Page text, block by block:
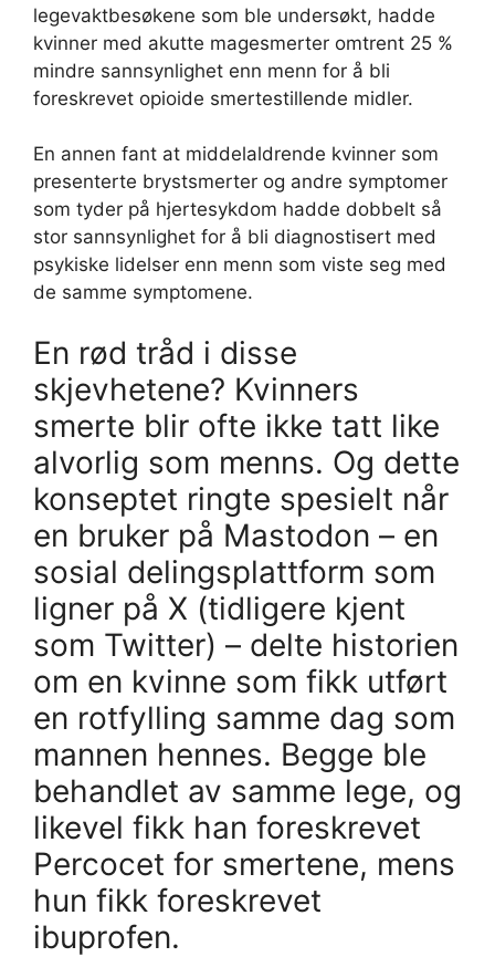
legevaktbesøkene som ble undersøkt, hadde
kvinner med akutte magesmerter omtrent 25 %
mindre sannsynlighet enn menn for å bli
foreskrevet opioide smertestillende midler.
En annen fant at middelaldrende kvinner som
presenterte brystsmerter og andre symptomer
som tyder på hjertesykdom hadde dobbelt så
stor sannsynlighet for å bli diagnostisert med
psykiske lidelser enn menn som viste seg med
de samme symptomene.
En rød tråd i disse
skjevhetene? Kvinners
smerte blir ofte ikke tatt like
alvorlig som menns. Og dette
konseptet ringte spesielt når
en bruker på Mastodon – en
sosial delingsplattform som
ligner på X (tidligere kjent
som Twitter) – delte historien
om en kvinne som fikk utført
en rotfylling samme dag som
mannen hennes. Begge ble
behandlet av samme lege, og
likevel fikk han foreskrevet
Percocet for smertene, mens
hun fikk foreskrevet
ibuprofen.